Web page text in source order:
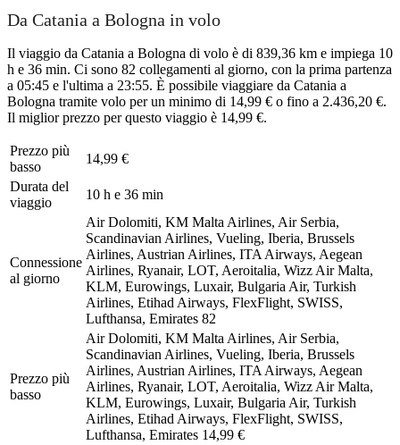
Da Catania a Bologna in volo
Il viaggio da Catania a Bologna di volo è di 839,36 km e impiega 10
h e 36 min. Ci sono 82 collegamenti al giorno, con la prima partenza
a 05:45 e l'ultima a 23:55. È possibile viaggiare da Catania a
Bologna tramite volo per un minimo di 14,99 € o fino a 2.436,20 €.
Il miglior prezzo per questo viaggio è 14,99 €.
Prezzo più
basso
14,99 €
Durata del
viaggio
10 h e 36 min
Connessione
al giorno
Air Dolomiti, KM Malta Airlines, Air Serbia,
Scandinavian Airlines, Vueling, Iberia, Brussels
Airlines, Austrian Airlines, ITA Airways, Aegean
Airlines, Ryanair, LOT, Aeroitalia, Wizz Air Malta,
KLM, Eurowings, Luxair, Bulgaria Air, Turkish
Airlines, Etihad Airways, FlexFlight, SWISS,
Lufthansa, Emirates 82
Prezzo più
basso
Air Dolomiti, KM Malta Airlines, Air Serbia,
Scandinavian Airlines, Vueling, Iberia, Brussels
Airlines, Austrian Airlines, ITA Airways, Aegean
Airlines, Ryanair, LOT, Aeroitalia, Wizz Air Malta,
KLM, Eurowings, Luxair, Bulgaria Air, Turkish
Airlines, Etihad Airways, FlexFlight, SWISS,
Lufthansa, Emirates 14,99 €